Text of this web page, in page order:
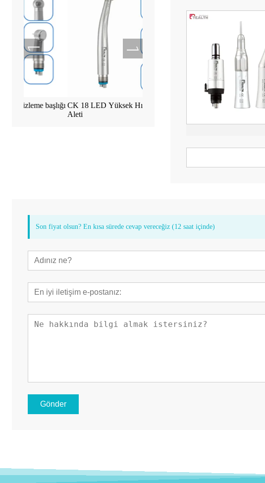
CK 18 LED Yüksek Hızlı Dişçi El
Tealth EM-3 İmplant Motor
Son fiyat olsun? En kısa sürede cevap vereceğiz (12 saat içinde)
Gönder